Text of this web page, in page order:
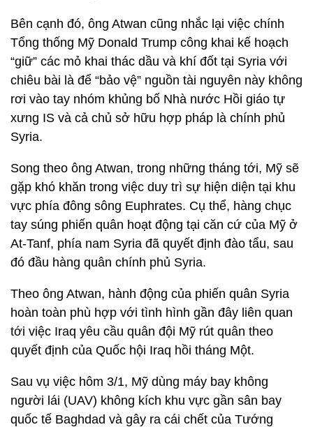
Bên cạnh đó, ông Atwan cũng nhắc lại việc chính
Tổng thống Mỹ Donald Trump công khai kế hoạch
“giữ” các mỏ khai thác dầu và khí đốt tại Syria với
chiêu bài là để “bảo vệ” nguồn tài nguyên này không
rơi vào tay nhóm khủng bố Nhà nước Hồi giáo tự
xưng IS và cả chủ sở hữu hợp pháp là chính phủ
Syria.
Song theo ông Atwan, trong những tháng tới, Mỹ sẽ
gặp khó khăn trong việc duy trì sự hiện diện tại khu
vực phía đông sông Euphrates. Cụ thể, hàng chục
tay súng phiến quân hoạt động tại căn cứ của Mỹ ở
At-Tanf, phía nam Syria đã quyết định đào tẩu, sau
đó đầu hàng quân chính phủ Syria.
Theo ông Atwan, hành động của phiến quân Syria
hoàn toàn phù hợp với tình hình gần đây liên quan
tới việc Iraq yêu cầu quân đội Mỹ rút quân theo
quyết định của Quốc hội Iraq hồi tháng Một.
Sau vụ việc hôm 3/1, Mỹ dùng máy bay không
người lái (UAV) không kích khu vực gần sân bay
quốc tế Baghdad và gây ra cái chết của Tướng